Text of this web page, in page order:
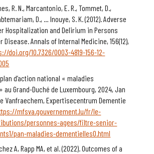
R. N., Marcantonio, E. R., Tommet, D.,
D., … Inouye, S. K. (2012). Adverse
Hospitalization and Delirium in Persons
Disease. Annals of Internal Medicine, 156(12),
doi.org/10.7326/0003-4819-156-12-
d’action national « maladies
au Grand-Duché de Luxembourg, 2024, Jan
Vanfraechem, Expertisecentrum Dementie
mfsva.gouvernement.lu/fr/le-
personnes-agees/filtre-senior-
pan-maladies-dementielles0.html
A, Rapp MA, et al. (2022). Outcomes of a